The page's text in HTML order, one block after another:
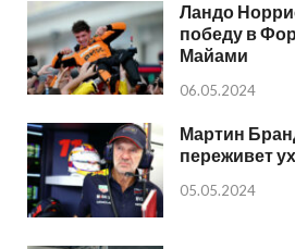
Ландо
победу в
Майами
06.05.2024
Мартин
переживет
05.05.2024